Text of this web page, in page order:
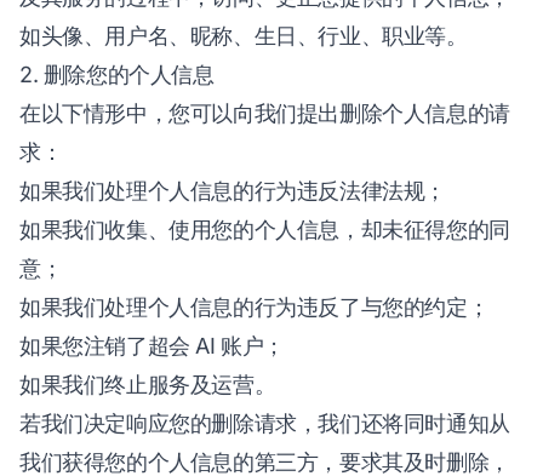
如头像、用户名、昵称、生日、行业、职业等。
2. 删除您的个人信息
在以下情形中，您可以向我们提出删除个人信息的请
求：
如果我们处理个人信息的行为违反法律法规；
如果我们收集、使用您的个人信息，却未征得您的同
意；
如果我们处理个人信息的行为违反了与您的约定；
如果您注销了超会 AI 账户；
如果我们终止服务及运营。
若我们决定响应您的删除请求，我们还将同时通知从
我们获得您的个人信息的第三方，要求其及时删除，